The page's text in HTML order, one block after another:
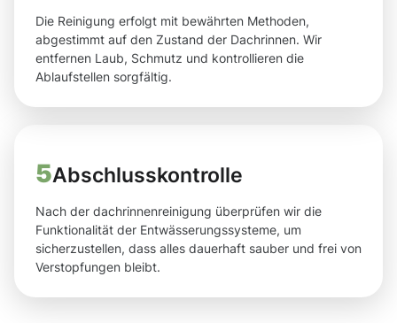
Die Reinigung erfolgt mit bewährten Methoden,
abgestimmt auf den Zustand der Dachrinnen. Wir
entfernen Laub, Schmutz und kontrollieren die
Ablaufstellen sorgfältig.
5Abschlusskontrolle
Nach der dachrinnenreinigung überprüfen wir die
Funktionalität der Entwässerungssysteme, um
sicherzustellen, dass alles dauerhaft sauber und frei von
Verstopfungen bleibt.